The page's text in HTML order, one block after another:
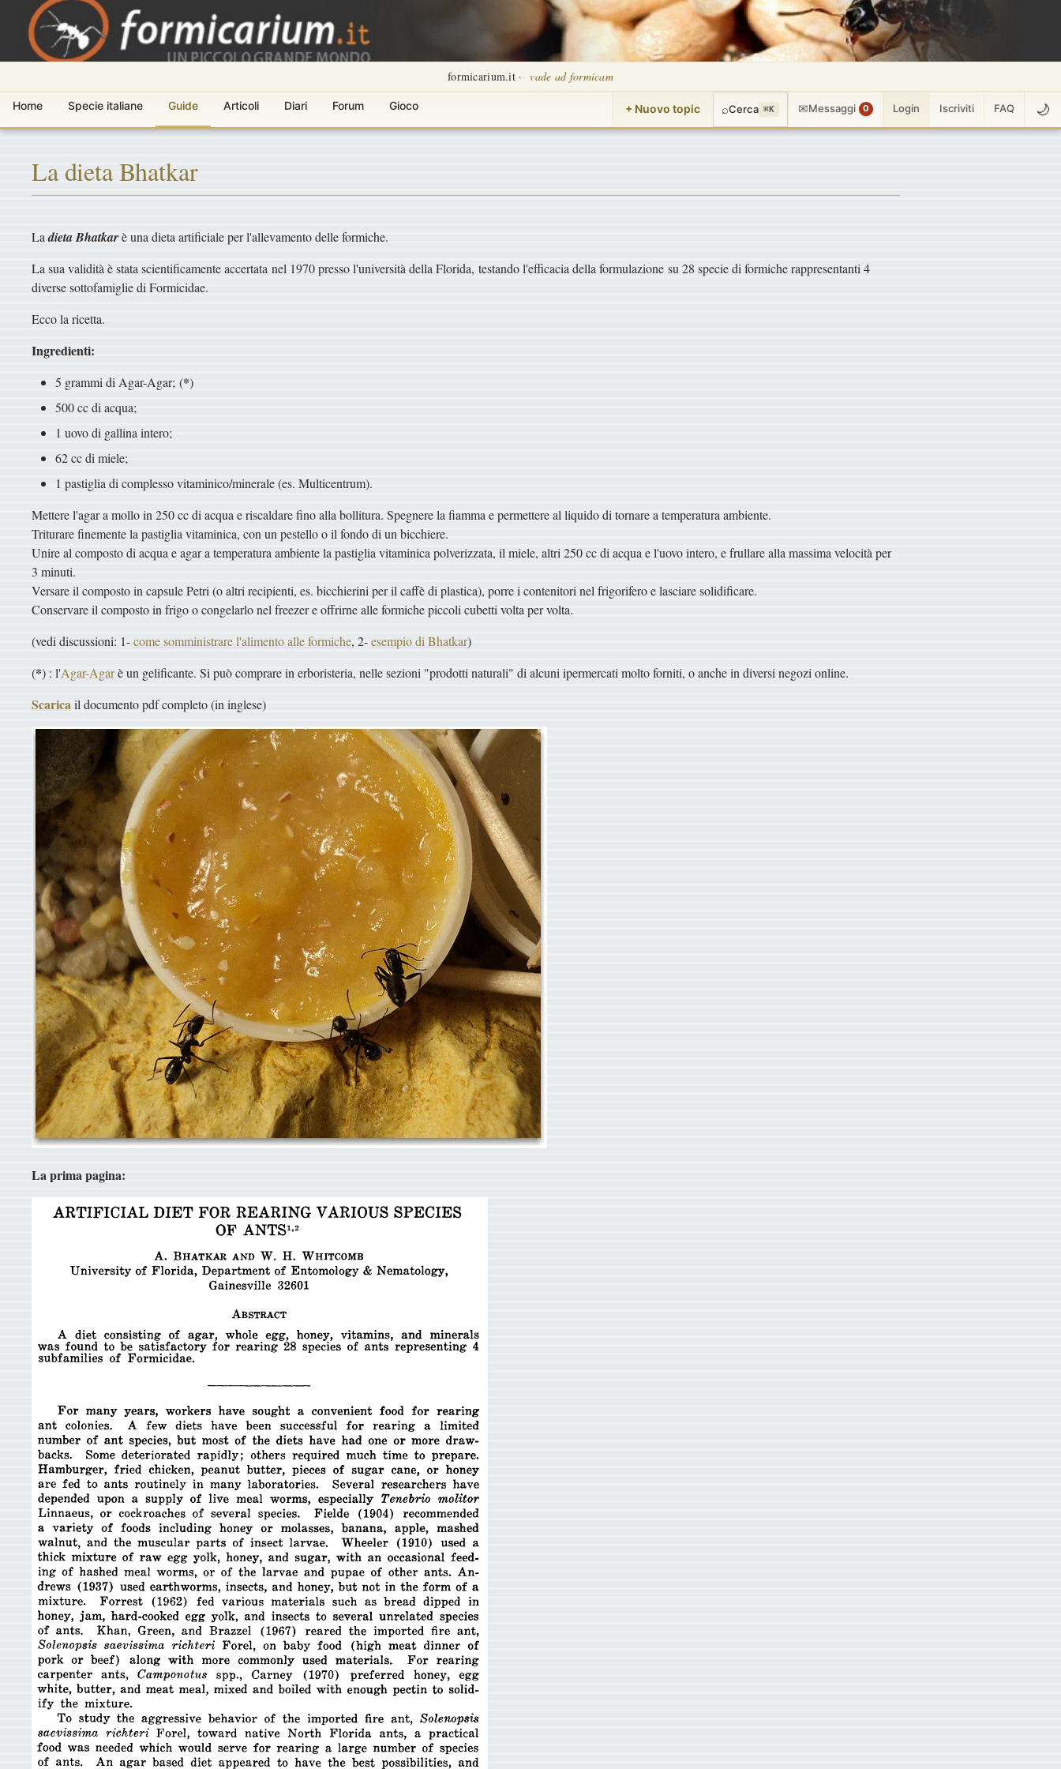
formicarium.it · vade ad formicam
Home Specie italiane Guide Articoli Diari Forum Gioco + Nuovo topic ⌕Cerca ⌘K ✉Messaggi 0 Login Iscriviti FAQ 🌙
La dieta Bhatkar
Ladieta Bhatkarè una dieta artificiale per l'allevamento delle formiche.
La sua validità è stata scientificamente accertata nel 1970 presso l'università della Florida, testando l'efficacia della formulazione su 28 specie di formiche rappresentanti 4
diverse sottofamiglie di Formicidae.
Ecco la ricetta.
Ingredienti:
5 grammi di Agar-Agar; (*)
500 cc di acqua;
1 uovo di gallina intero;
62 cc di miele;
1 pastiglia di complesso vitaminico/minerale (es. Multicentrum).
Mettere l'agar a mollo in 250 cc di acqua e riscaldare fino alla bollitura. Spegnere la fiamma e permettere al liquido di tornare a temperatura ambiente.
Triturare finemente la pastiglia vitaminica, con un pestello o il fondo di un bicchiere.
Unire al composto di acqua e agar a temperatura ambiente la pastiglia vitaminica polverizzata, il miele, altri 250 cc di acqua e l'uovo intero, e frullare alla massima velocità per
3 minuti.
Versare il composto in capsule Petri (o altri recipienti, es. bicchierini per il caffè di plastica), porre i contenitori nel frigorifero e lasciare solidificare.
Conservare il composto in frigo o congelarlo nel freezer e offrirne alle formiche piccoli cubetti volta per volta.
(vedi discussioni: 1-come somministrare l'alimento alle formiche, 2-esempio di Bhatkar)
(*) : l'Agar-Agarè un gelificante. Si può comprare in erboristeria, nelle sezioni "prodotti naturali" di alcuni ipermercati molto forniti, o anche in diversi negozi online.
Scarica il documento pdf completo (in inglese)
La prima pagina: